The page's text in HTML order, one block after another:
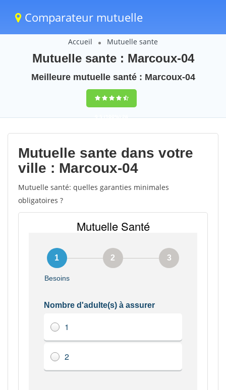
Comparateur mutuelle
Accueil Mutuelle sante
Mutuelle sante : Marcoux-04
Meilleure mutuelle santé : Marcoux-04
9,5(100%)26
votes
Mutuelle sante dans votre
ville : Marcoux-04
Mutuelle santé: quelles garanties minimales
obligatoires ?